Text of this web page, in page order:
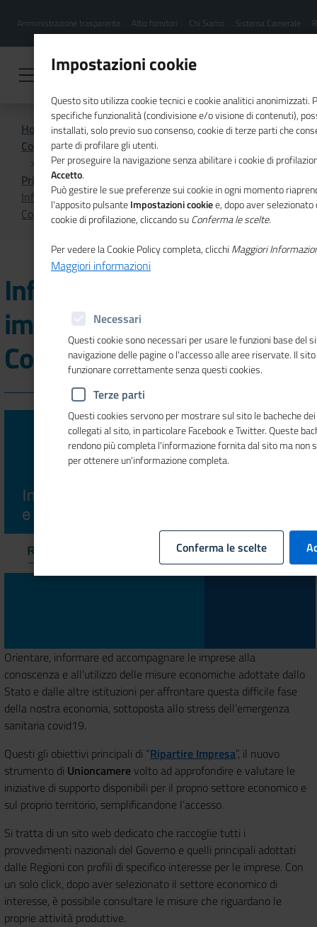
contenuto
Menu
hamburgher
Amministrazione trasparente Albo fornitori Chi Siamo Sistema Camerale
Home
Comunicazione istituzionale per il sistema camerale
Primo Piano
Informazioni a misura di impresa per l'emergenza
Coronavirus
Informazioni a misura di
impresa per l'emergenza
Coronavirus
Orientare, informare ed accompagnare le imprese alla
conoscenza e all'utilizzo delle misure economiche adottate dallo
Stato e dalle altre istituzioni per affrontare questa difficile fase
della nostra economia, sottoposta allo stress dell’emergenza
sanitaria covid19.
Questi gli obiettivi principali di “Ripartire Impresa”, il nuovo
strumento di Unioncamerevolto ad approfondire e valutare le
iniziative di supporto disponibili per il proprio settore economico e
sul proprio territorio, semplificandone l’accesso.
Si tratta di un sito web dedicato che raccoglie tutti i
provvedimenti nazionali del Governo e quelli principali adottati
dalle Regioni con profili di specifico interesse per le imprese. Con
un solo click, dopo aver selezionato il settore economico di
interesse, è possibile consultare le misure che riguardano le
proprie attività produttive.
Impostazioni cookie
Questo sito utilizza cookie tecnici e cookie analitici anonimizzati.
specifiche funzionalità (condivisione e/o visione di contenuti),
installati, solo previo suo consenso, cookie di terze parti che
parte di profilare gli utenti.
Per proseguire la navigazione senza abilitare i cookie di
Accetto.
Può gestire le sue preferenze sui cookie in ogni momento
l'apposito pulsanteImpostazioni cookiee, dopo aver
cookie di profilazione, cliccando suConferma le scelte.
Per vedere la Cookie Policy completa, clicchi Maggiori
Maggiori informazioni
Necessari
Questi cookie sono necessari per usare le funzioni base del
navigazione delle pagine o l'accesso alle aree riservate. Il
funzionare correttamente senza questi cookies.
Terze parti
Questi cookies servono per mostrare sul sito le bacheche
collegati al sito, in particolare Facebook e Twitter. Queste
rendono più completa l'informazione fornita dal sito ma non
per ottenere un'informazione completa.
Conferma le scelte